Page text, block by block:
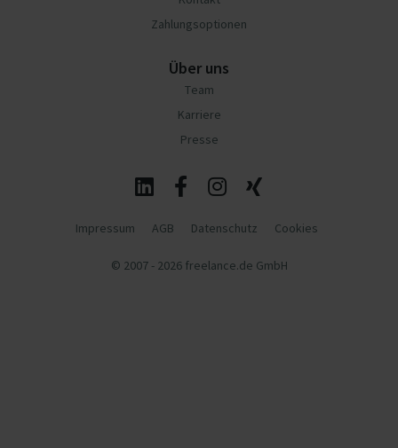
Zahlungsoptionen
Über uns
Team
Karriere
Presse
Impressum AGB Datenschutz Cookies
© 2007 - 2026 freelance.de GmbH